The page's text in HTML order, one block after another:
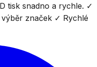
tisk snadno a rychle. ✓
značek ✓ Rychlé